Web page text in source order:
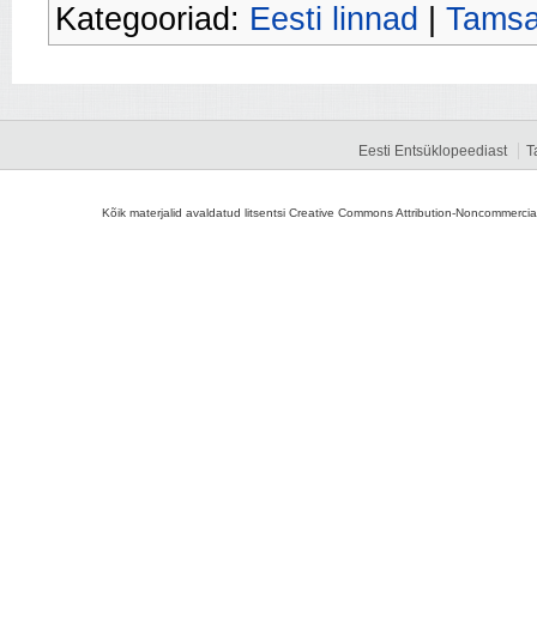
Kategooriad: Eesti linnad
Eesti Entsüklopeediast
Kõik materjalid avaldatud litsentsi Creative Commons Attribution-